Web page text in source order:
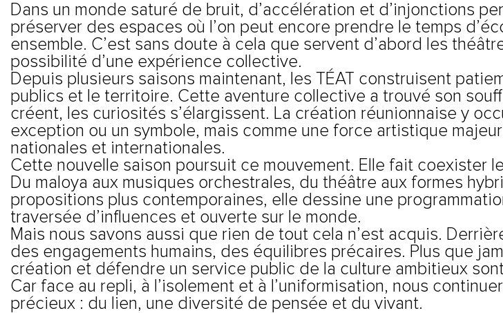
Dans un monde saturé de bruit, d’accélération et d’injonctions
préserver des espaces où l’on peut encore prendre le temps
ensemble. C’est sans doute à cela que servent d’abord les
possibilité d’une expérience collective.
Depuis plusieurs saisons maintenant, les TÉAT construisent
publics et le territoire. Cette aventure collective a trouvé son
créent, les curiosités s’élargissent. La création réunionnaise y
exception ou un symbole, mais comme une force artistique
nationales et internationales.
Cette nouvelle saison poursuit ce mouvement. Elle fait coexister
Du maloya aux musiques orchestrales, du théâtre aux formes
propositions plus contemporaines, elle dessine une
traversée d’influences et ouverte sur le monde.
Mais nous savons aussi que rien de tout cela n’est acquis.
des engagements humains, des équilibres précaires. Plus que
création et défendre un service public de la culture ambitieux
Car face au repli, à l’isolement et à l’uniformisation, nous
précieux : du lien, une diversité de pensée et du vivant.